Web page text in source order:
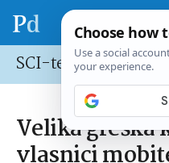
SCI-tech
Velika greška